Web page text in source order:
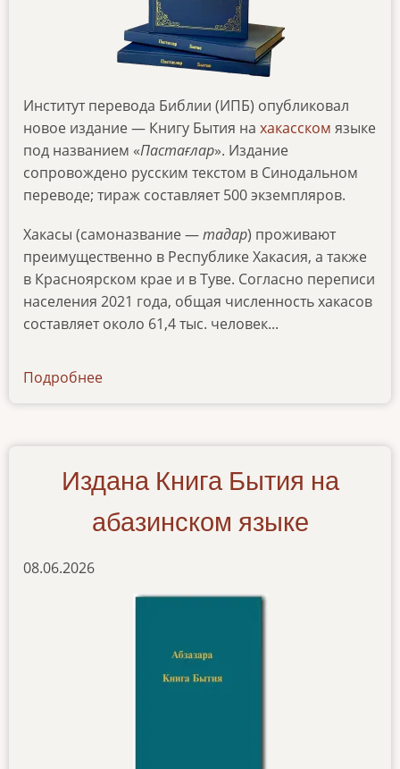
Институт перевода Библии (ИПБ) опубликовал
новое издание — Книгу Бытия на хакасском языке
под названием «Пастағлар». Издание
сопровождено русским текстом в Синодальном
переводе; тираж составляет 500 экземпляров.
Хакасы (самоназвание —тадар) проживают
преимущественно в Республике Хакасия, а также
в Красноярском крае и в Туве. Согласно переписи
населения 2021 года, общая численность хакасов
составляет около 61,4 тыс. человек...
Подробнее
na-
yazyke
Издана Книга Бытия на
абазинском языке
08.06.2026